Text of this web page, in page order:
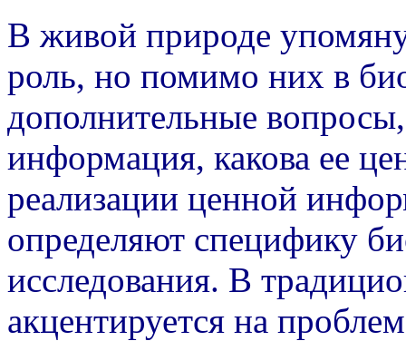
В живой природе
роль, но помимо них в
дополнительные
информация, какова ее
реализации ценной
определяют специфику
исследования. В
акцентируется на